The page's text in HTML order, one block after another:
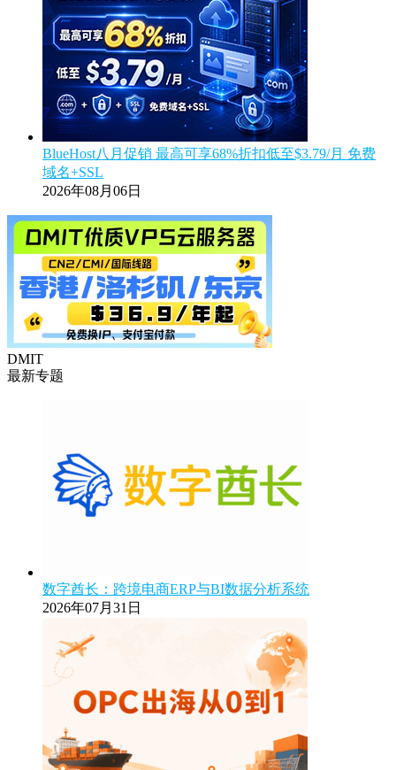
BlueHost八月促销 最高可享68%折扣低至$3.79/月 免费
域名+SSL
2026年08月06日
DMIT
最新专题
数字酋长：跨境电商ERP与BI数据分析系统
2026年07月31日